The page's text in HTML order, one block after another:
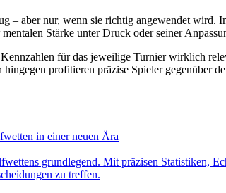
– aber nur, wenn sie richtig angewendet
Stärke unter Druck oder seiner
für das jeweilige Turnier wirklich
profitieren präzise Spieler gegenüber
in einer neuen Ära
grundlegend. Mit präzisen Statistiken,
zu treffen.